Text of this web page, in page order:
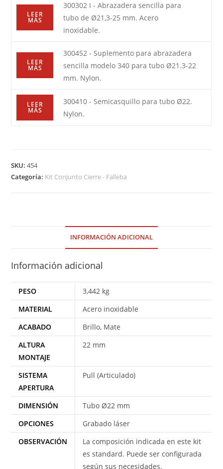
LEER
MÁS
300302 I - Abrazadera sencilla para
tubo de Ø21,3-25 mm. Acero
inoxidable.
LEER
MÁS
300452 - Suplemento para abrazadera
sencilla modelo 340 para tubo Ø21.3-22
mm. Nylon.
LEER
MÁS
300410 - Semicasquillo para tubo Ø22.
Nylon.
SKU:454
Categoría: Kit Conjunto Cierre - Falleba
INFORMACIÓN ADICIONAL
Información adicional
PESO
3,442 kg
MATERIAL
Acero inoxidable
ACABADO
Brillo, Mate
ALTURA
MONTAJE
22 mm
SISTEMA
APERTURA
Pull (Articulado)
DIMENSIÓN
Tubo Ø22 mm
OPCIONES
Grabado láser
OBSERVACIÓN
La composición indicada en este kit
es standard. Puede ser configurada
según sus necesidades.